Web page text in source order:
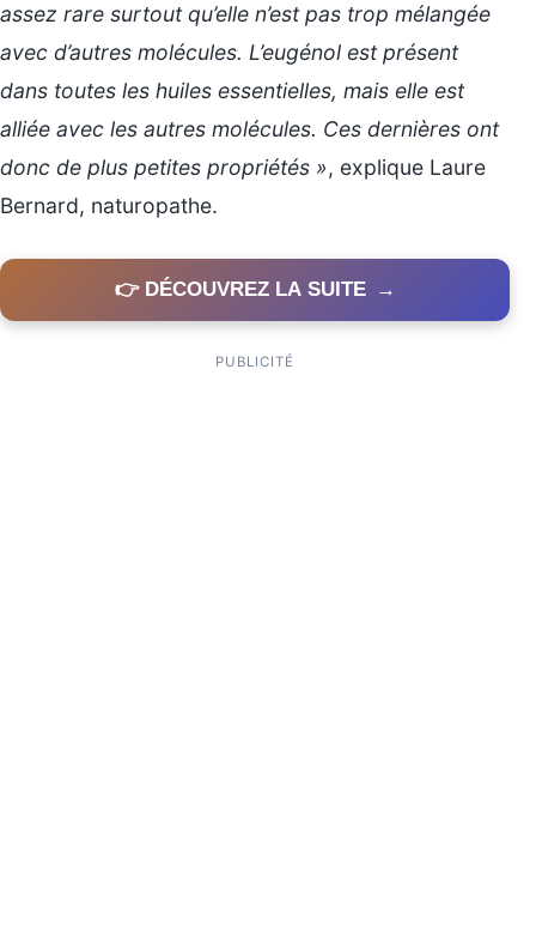
assez rare surtout qu’elle n’est pas trop mélangée
avec d’autres molécules. L’eugénol est présent
dans toutes les huiles essentielles, mais elle est
alliée avec les autres molécules. Ces dernières ont
donc de plus petites propriétés », explique Laure
Bernard, naturopathe.
👉 DÉCOUVREZ LA SUITE →
PUBLICITÉ